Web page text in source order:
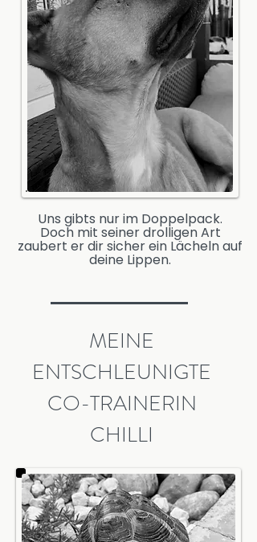
Uns gibts nur im Doppelpack.
Doch mit seiner drolligen Art
zaubert er dir sicher ein Lächeln auf
deine Lippen.
MEINE
ENTSCHLEUNIGTE
CO-TRAINERIN
CHILLI